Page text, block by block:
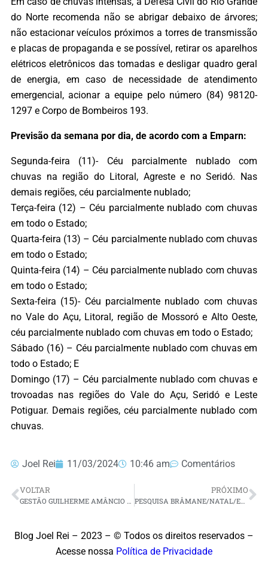
do Norte recomenda não se abrigar debaixo de árvores;
não estacionar veículos próximos a torres de transmissão
e placas de propaganda e se possível, retirar os aparelhos
elétricos eletrônicos das tomadas e desligar quadro geral
de energia, em caso de necessidade de atendimento
emergencial, acionar a equipe pelo número (84) 98120-
1297 e Corpo de Bombeiros 193.
Previsão da semana por dia, de acordo com a Emparn:
Segunda-feira (11)- Céu parcialmente nublado com
chuvas na região do Litoral, Agreste e no Seridó. Nas
demais regiões, céu parcialmente nublado;
Terça-feira (12) – Céu parcialmente nublado com chuvas
em todo o Estado;
Quarta-feira (13) – Céu parcialmente nublado com chuvas
em todo o Estado;
Quinta-feira (14) – Céu parcialmente nublado com chuvas
em todo o Estado;
Sexta-feira (15)- Céu parcialmente nublado com chuvas
no Vale do Açu, Litoral, região de Mossoró e Alto Oeste,
céu parcialmente nublado com chuvas em todo o Estado;
Sábado (16) – Céu parcialmente nublado com chuvas em
todo o Estado; E
Domingo (17) – Céu parcialmente nublado com chuvas e
trovoadas nas regiões do Vale do Açu, Seridó e Leste
Potiguar. Demais regiões, céu parcialmente nublado com
chuvas.
Joel Rei 11/03/2024 10:46 am Comentários
VOLTAR PRÓXIMO
PESQUISA BRÂMANE/NATAL/ESTIMULADA: CARLOS EDUARDO TEM 36%, CONTRA 16% DE NATÁLIA BONAVIDES E 13% DE PAULIHO FREIRE
Blog Joel Rei – 2023 – © Todos os direitos reservados –
Acesse nossa Política de Privacidade